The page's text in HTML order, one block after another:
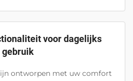
voor dagelijks
gebruik
ontworpen met uw comfort